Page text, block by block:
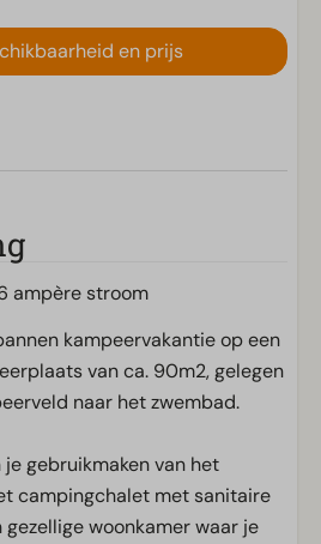
en prijs
ampère stroom
kampeervakantie op een
van ca. 90m2, gelegen
naar het zwembad.
gebruikmaken van het
campingchalet met sanitaire
gezellige woonkamer waar je